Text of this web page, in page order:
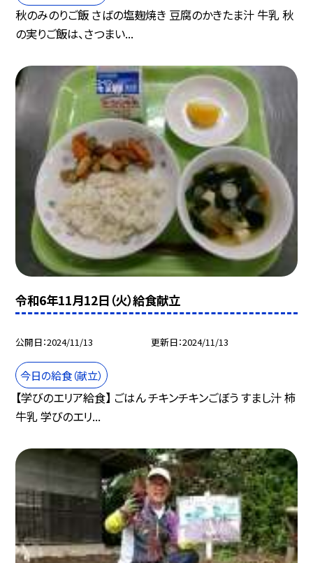
秋のみのりご飯 さばの塩麹焼き 豆腐のかきたま汁 牛乳 秋
の実りご飯は、さつまい...
令和6年11月12日（火）給食献立
公開日 2024/11/13 更新日 2024/11/13
今日の給食（献立）
【学びのエリア給食】 ごはん チキンチキンごぼう すまし汁 柿
牛乳 学びのエリ...